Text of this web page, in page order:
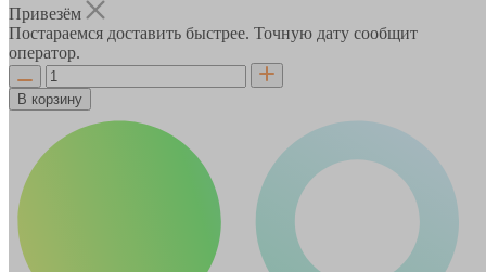
Привезём
Постараемся доставить быстрее. Точную дату сообщит
оператор.
В корзину